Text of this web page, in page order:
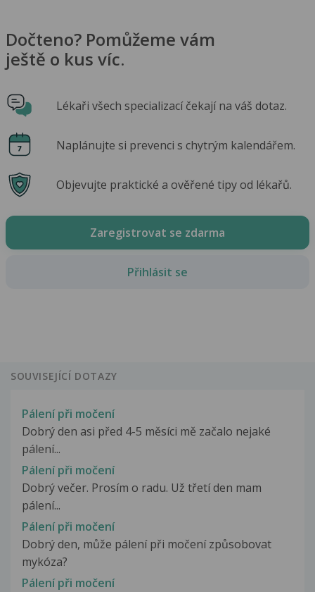
Dočteno? Pomůžeme vám
ještě o kus víc.
Lékaři všech specializací čekají na váš dotaz.
Naplánujte si prevenci s chytrým kalendářem.
Objevujte praktické a ověřené tipy od lékařů.
Zaregistrovat se zdarma
Přihlásit se
SOUVISEJÍCÍ DOTAZY
Pálení při močení
Dobrý den asi před 4-5 měsíci mě začalo nejaké
pálení...
Pálení při močení
Dobrý večer. Prosím o radu. Už třetí den mam
pálení...
Pálení při močení
Dobrý den, může pálení při močení způsobovat
mykóza?
Pálení při močení